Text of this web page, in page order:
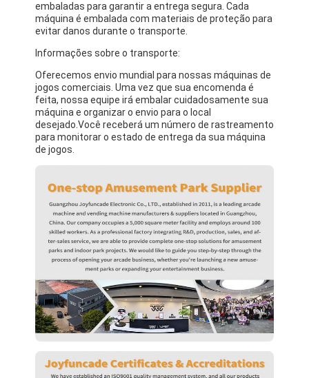
embaladas para garantir a entrega segura. Cada
máquina é embalada com materiais de proteção para
evitar danos durante o transporte.
Informações sobre o transporte:
Oferecemos envio mundial para nossas máquinas de
jogos comerciais. Uma vez que sua encomenda é
feita, nossa equipe irá embalar cuidadosamente sua
máquina e organizar o envio para o local
desejado.Você receberá um número de rastreamento
para monitorar o estado de entrega da sua máquina
de jogos.